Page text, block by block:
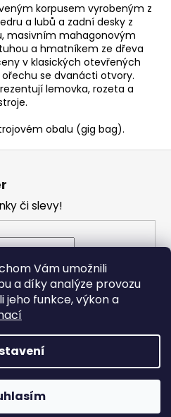
Vám umožnili
a díky analýze provozu
jeho funkce, výkon a
korpusem vyrobeným z
a lubů a zadní desky z
masivním mahagonovým
a hmatníkem ze dřeva
v klasických otevřených
se dvanácti otvory.
lemovka, rozeta a
obalu (gig bag).
či slevy!
s podmínkami
. Všechna práva vyhrazena.